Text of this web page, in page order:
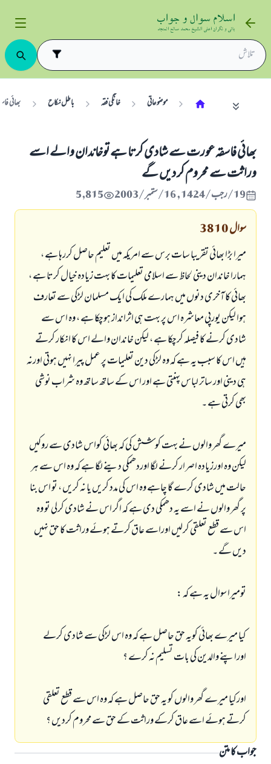
موضوعاتی خانگی فقہ باطل نکاح بھائی
بھائی فاسقہ عورت سے شادی کرتا ہے توخاندان والے اسے
وراثت سے محروم کر دیں گے
19/رجب/1424 , 16/ستمبر/2003 5,815
سوال3810
میرا بڑا بھائي تقریبا سات برس سے امریکہ میں تعلیم حاصل کررہا ہے ،
ہمارا خاندان دینی لحاظ سے اسلامی تعلیمات کا بہت زيادہ خیال کرتا ہے ،
بھائي کا آخری دنوں میں ہمارے ملک کی ایک مسلمان لڑکی سے تعارف
ہوا لیکن یورپی معاشرہ اس پر بہت ہی اثرانداز ہوچکا ہے ، وہ اس سے
شادی کرنے کا فیصلہ کرچکا ہے ، لیکن خاندان والے اس کا انکار کرتے
ہیں اس کا سبب یہ ہے کہ وہ لڑکی دین تعلیمات پر عمل پیرا نہیں ہوتی اورنہ
ہی دینی اور ساتر لباس پہنتی ہے اور اس کے ساتھ ساتھ وہ شراب نوشی
بھی کرتی ہے ۔
میرے گھر والوں نے بہت کوشش کی کہ بھائي کواس شادی سے روکیں
لیکن وہ اورزيادہ اصرار کرنے لگا اوردھمکی دینے لگا ہے کہ وہ اس سے ہر
حالت میں شادی کرے گا چاہے وہ اس کی مدد کریں یا نہ کریں ، تو اس بنا
پر گھر والوں نے اسے یہ دھمکی دی ہے کہ اگر اس نے شادی کرلی تو وہ
اس سے قطع تعلقی کرلیں اوراسے عاق کرتے ہوئے وراثت کا حق نہيں
دیں گے ۔
تومیرا سوال یہ ہے کہ :
کیا میرے بھائي کویہ حق حاصل ہے کہ وہ اس لڑکی سے شادی کرلے
اوراپنے والدین کی بات تسلیم نہ کرے ؟
اورکیا میرے گھر والوں کو یہ حق حاصل ہے کہ وہ اس سے قطع تعلقی
کرتے ہوئے اسے عاق کرکے وراثت کے حق سے محروم کردیں ؟
جواب کا متن
جواب نمبر 110845 نے نکاح ٹوٹنے سے بچایا۔